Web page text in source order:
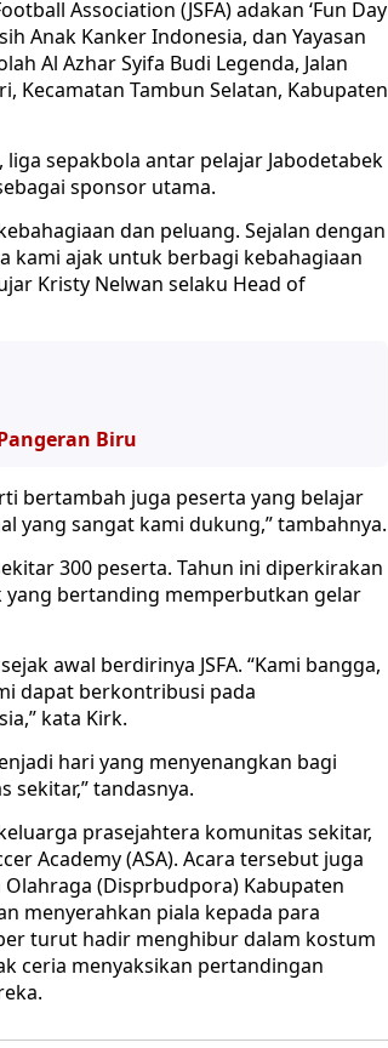
Association (JSFA) adakan ‘Fun Day
Anak Kanker Indonesia, dan Yayasan
Al Azhar Syifa Budi Legenda, Jalan
Kecamatan Tambun Selatan, Kabupaten
sepakbola antar pelajar Jabodetabek
sponsor utama.
dan peluang. Sejalan dengan
kami ajak untuk berbagi kebahagiaan
Kristy Nelwan selaku Head of
Biru
bertambah juga peserta yang belajar
yang sangat kami dukung,” tambahnya.
300 peserta. Tahun ini diperkirakan
yang bertanding memperbutkan gelar
awal berdirinya JSFA. “Kami bangga,
dapat berkontribusi pada
kata Kirk.
hari yang menyenangkan bagi
sekitar,” tandasnya.
prasejahtera komunitas sekitar,
Academy (ASA). Acara tersebut juga
(Disprbudpora) Kabupaten
menyerahkan piala kepada para
turut hadir menghibur dalam kostum
ceria menyaksikan pertandingan